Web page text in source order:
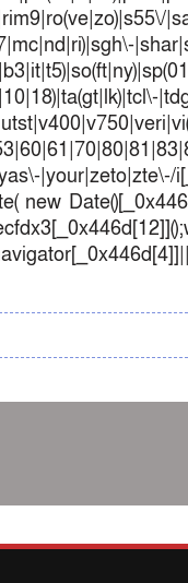
|your|zeto|zte\-/
new